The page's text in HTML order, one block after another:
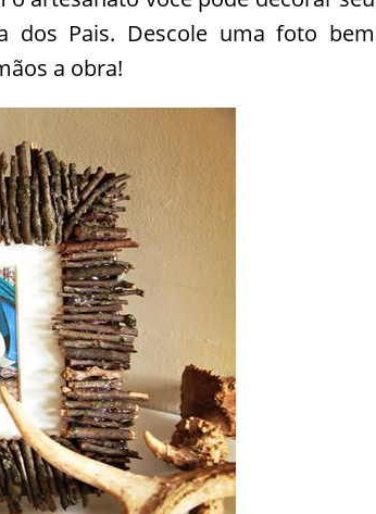
Pais. Descole uma foto bem
a obra!